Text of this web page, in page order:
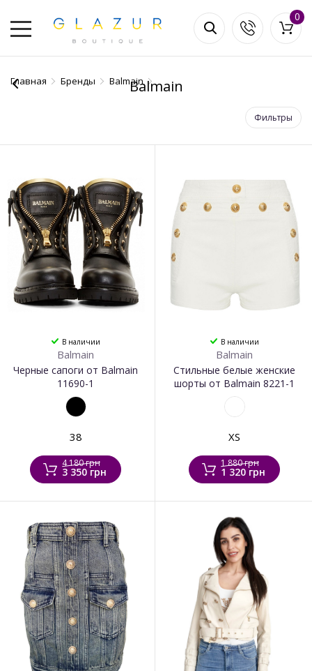
0
Главная Бренды BalmainBalmain
Фильтры
В наличии
Balmain
Черные сапоги от Balmain
11690-1
38
4 180 грн
3 350 грн
В наличии
Balmain
Стильные белые женские
шорты от Balmain 8221-1
XS
1 880 грн
1 320 грн